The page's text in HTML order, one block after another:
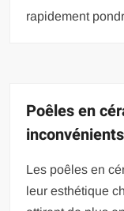
rapidement
Poêles en
Les poêles en
leur esthétique